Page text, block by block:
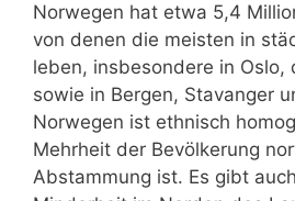
Norwegen hat etwa 5,4
von denen die meisten in
leben, insbesondere in Oslo,
sowie in Bergen, Stavanger
Norwegen ist ethnisch
Mehrheit der Bevölkerung
Abstammung ist. Es gibt